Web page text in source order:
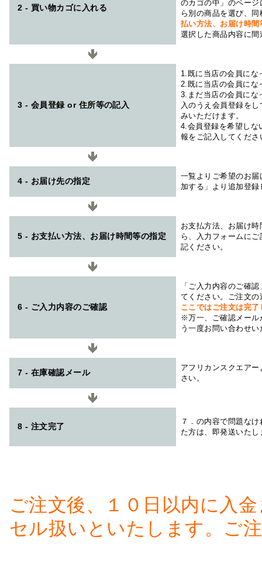
2 - 買い物カゴに入れる
のカゴの中」のペー
ら別の商品を選び、
払い方法、お届け時
選択した商品内容に
3 - 会員登録 or 住所等の記入
1.既に当店の会員にな
2.既に当店の会員にな
3.まだ当店の会員にな
入のうえ会員登録を
みいただけます。
4.会員登録を希望しな
報をご記入してくださ
4 - お届け先の指定
一覧よりご希望のお
加する」より追加登
5 - お支払い方法、お届け時間等の指定
お支払方法、お届け
ら、入力フォームに
記ください。
6 - ご入力内容のご確認
「ご入力内容のご確
てください。ご注文
ここではご注文は完
※万一、ご確認メール
う一度お問い合わせ
7 - 在庫確認メール
アフリカンスクエアー
さい。
8 - 注文完了
７．の内容で問題な
た方は、即発送いたし
ご注文後、１０日以内に入
セル扱いといたします。ご